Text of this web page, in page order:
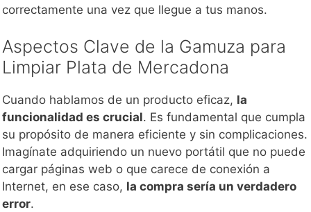
correctamente una vez que llegue a tus manos.
Aspectos Clave de la Gamuza para
Limpiar Plata de Mercadona
Cuando hablamos de un producto eficaz, la
funcionalidad es crucial. Es fundamental que cumpla
su propósito de manera eficiente y sin complicaciones.
Imagínate adquiriendo un nuevo portátil que no puede
cargar páginas web o que carece de conexión a
Internet, en ese caso, la compra sería un verdadero
error.